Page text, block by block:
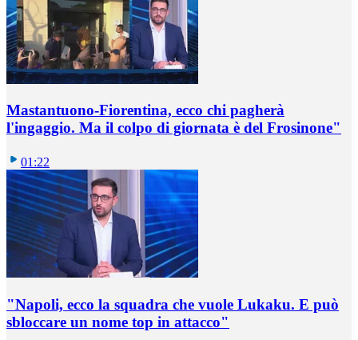
Mastantuono-Fiorentina, ecco chi pagherà
l'ingaggio. Ma il colpo di giornata è del Frosinone"
01:22
"Napoli, ecco la squadra che vuole Lukaku. E può
sbloccare un nome top in attacco"